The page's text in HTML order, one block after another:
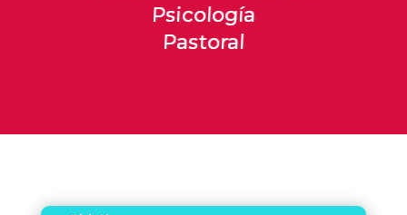
Psicología
Pastoral